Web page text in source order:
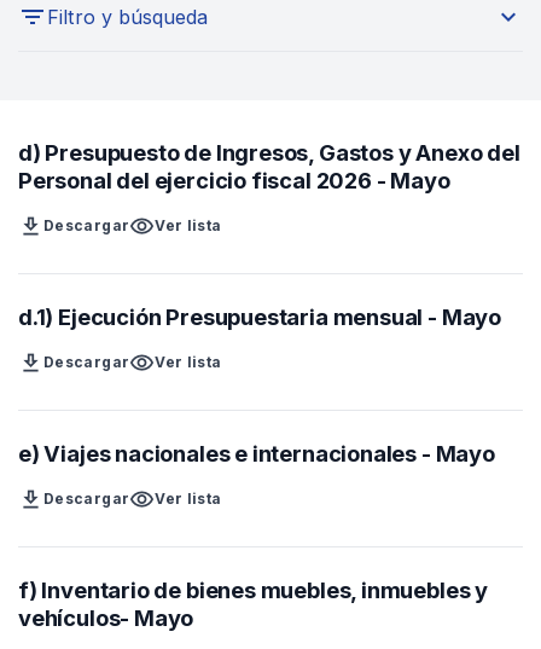
Filtro y búsqueda expand_more
Buscar aquí
d) Presupuesto de Ingresos, Gastos y Anexo del
Personal del ejercicio fiscal 2026 - Mayo
download DescargarvisibilityVer lista
d.1) Ejecución Presupuestaria mensual - Mayo
download DescargarvisibilityVer lista
e) Viajes nacionales e internacionales - Mayo
download DescargarvisibilityVer lista
f) Inventario de bienes muebles, inmuebles y
vehículos- Mayo